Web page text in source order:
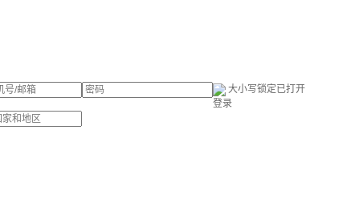
大小写锁定已打开
登录